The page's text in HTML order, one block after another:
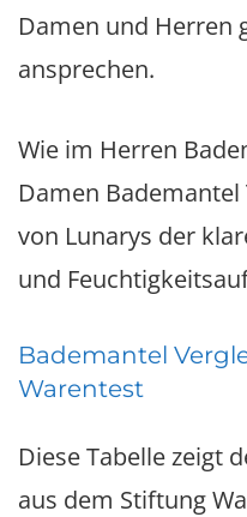
Damen und Herren
ansprechen.
Wie im Herren
Damen
von Lunarys der
und
Bademantel
Warentest
Diese Tabelle zeigt
aus dem Stiftung